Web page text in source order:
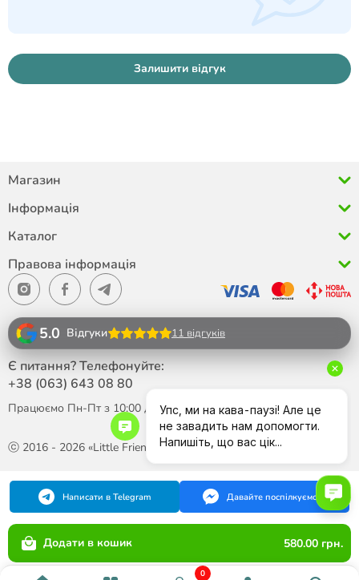
0
Залишити відгук
Додати в кошик 580.00 грн.
Магазин
Інформація
Каталог
Правова інформація
ⓒ 2016 - 2026 «Little Friend»
5.0 Відгуки 11 відгуків
Є питання? Телефонуйте:
+38 (063) 643 08 80
Працюємо Пн-Пт з 10:00 до 18:00
Написати в Telegram Давайте поспілкуємося